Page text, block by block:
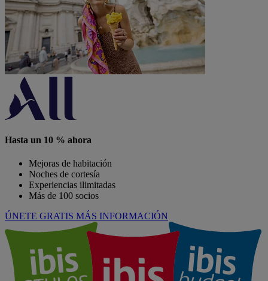
Hasta un 10 % ahora
Mejoras de habitación
Noches de cortesía
Experiencias ilimitadas
Más de 100 socios
ÚNETE GRATIS MÁS INFORMACIÓN